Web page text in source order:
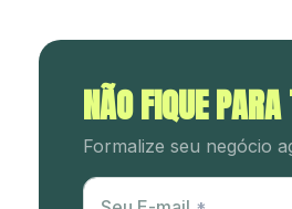
NÃO FIQUE
Formalize seu negócio
Utm Content